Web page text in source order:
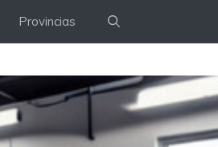
Provincias